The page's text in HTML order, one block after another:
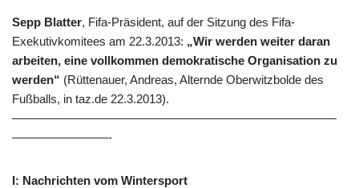
Sepp Blatter, Fifa-Präsident, auf der Sitzung des Fifa-
Exekutivkomitees am 22.3.2013: „Wir werden weiter daran
arbeiten, eine vollkommen demokratische Organisation zu
werden“ (Rüttenauer, Andreas, Alternde Oberwitzbolde des
Fußballs, in taz.de 22.3.2013).
———————————————————————————
————————-
I: Nachrichten vom Wintersport